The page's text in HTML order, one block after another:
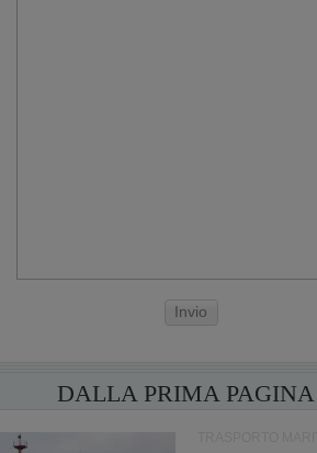
Invio
DALLA PRIMA PAGINA